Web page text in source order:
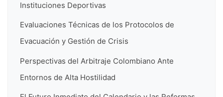
Instituciones Deportivas
Evaluaciones Técnicas de los Protocolos de
Evacuación y Gestión de Crisis
Perspectivas del Arbitraje Colombiano Ante
Entornos de Alta Hostilidad